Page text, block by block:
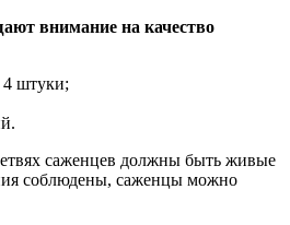
внимание на качество
4 штуки;
саженцев должны быть живые
соблюдены, саженцы можно